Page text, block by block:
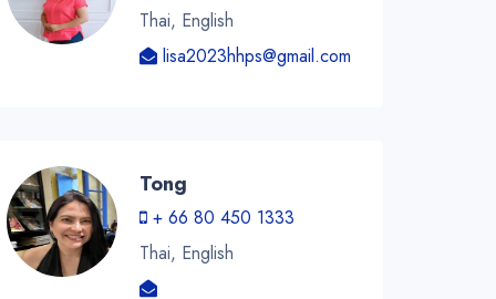
Thai, English
lisa2023hhps@gmail.com
Tong
+ 66 80 450 1333
Thai, English